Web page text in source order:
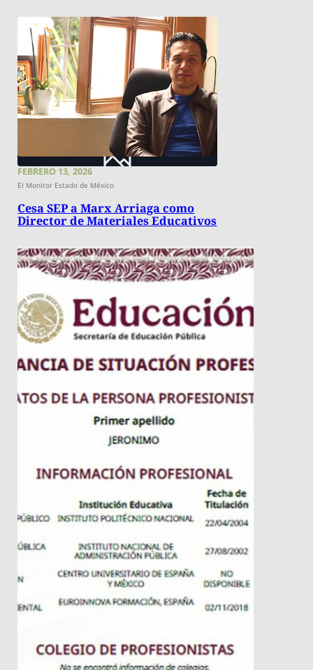
FEBRERO 13, 2026
El Monitor Estado de México
Cesa SEP a Marx Arriaga como
Director de Materiales Educativos